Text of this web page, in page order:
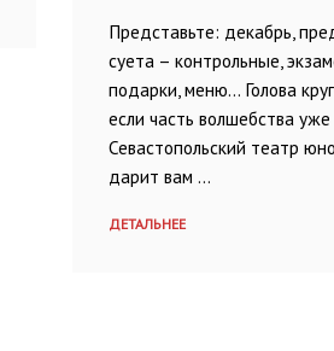
Представьте: декабрь,
суета – контрольные,
подарки, меню… Голова
если часть волшебства уже
Севастопольский театр
дарит вам …
ДЕТАЛЬНЕЕ